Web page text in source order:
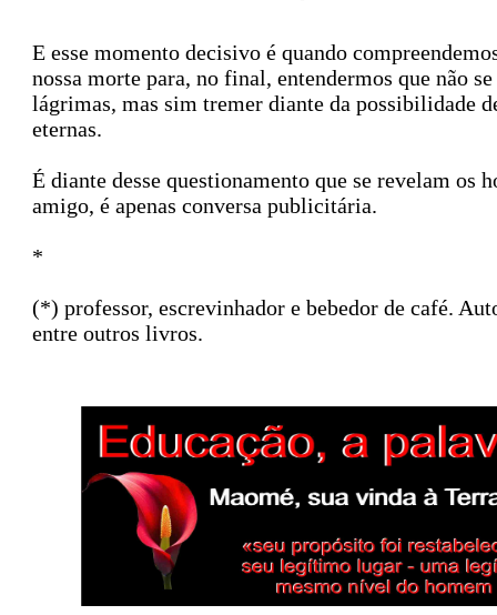
E esse momento decisivo é quando
nossa morte para, no final, entendermos que não
lágrimas, mas sim tremer diante da possibilidade
eternas.
É diante desse questionamento que se revelam os
amigo, é apenas conversa publicitária.
*
(*) professor, escrevinhador e bebedor de café.
entre outros livros.